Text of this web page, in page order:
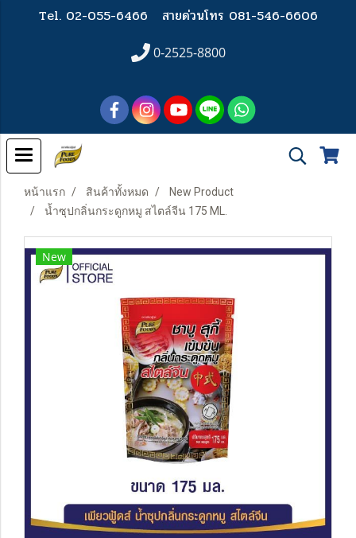
Tel. 02-055-6466 สายด่วนโทร 081-546-6606
0-2525-8800
หน้าแรก สินค้าทั้งหมด
New Product
น้ำซุปกลิ่นกระดูกหมู สไตล์จีน 175 ML.
New